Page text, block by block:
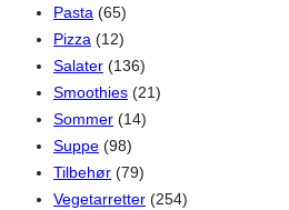
Pasta (65)
Pizza (12)
Salater (136)
Smoothies (21)
Sommer (14)
Suppe (98)
Tilbehør (79)
Vegetarretter (254)